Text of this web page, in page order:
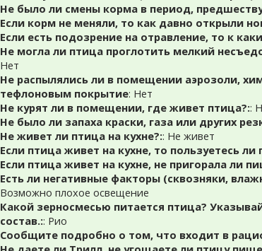
Не было ли смены корма в период,
Если корм не меняли, то как давно открыли
Если есть подозрение на отравление, то к
Не могла ли птица проглотить мелкий
Нет
Не распылялись ли в помещении аэрозоли,
тефлоновым покрытие: Нет
Не курят ли в помещении, где живет птица?::
Не было ли запаха краски, газа или других
Не живет ли птица на кухне?:: Не живет
Если птица живет на кухне, то пользуетесь
Если птица живет на кухне, не пригорала ли
Есть ли негативные факторы (сквозняки,
Возможно плохое освещение
Какой зерносмесью питается птица?
состав.:: Рио
Сообщите подробно о том, что входит в